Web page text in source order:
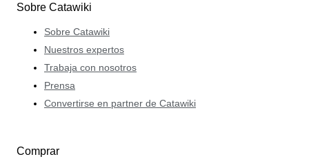
Sobre Catawiki
Sobre Catawiki
Nuestros expertos
Trabaja con nosotros
Prensa
Convertirse en partner de Catawiki
Comprar